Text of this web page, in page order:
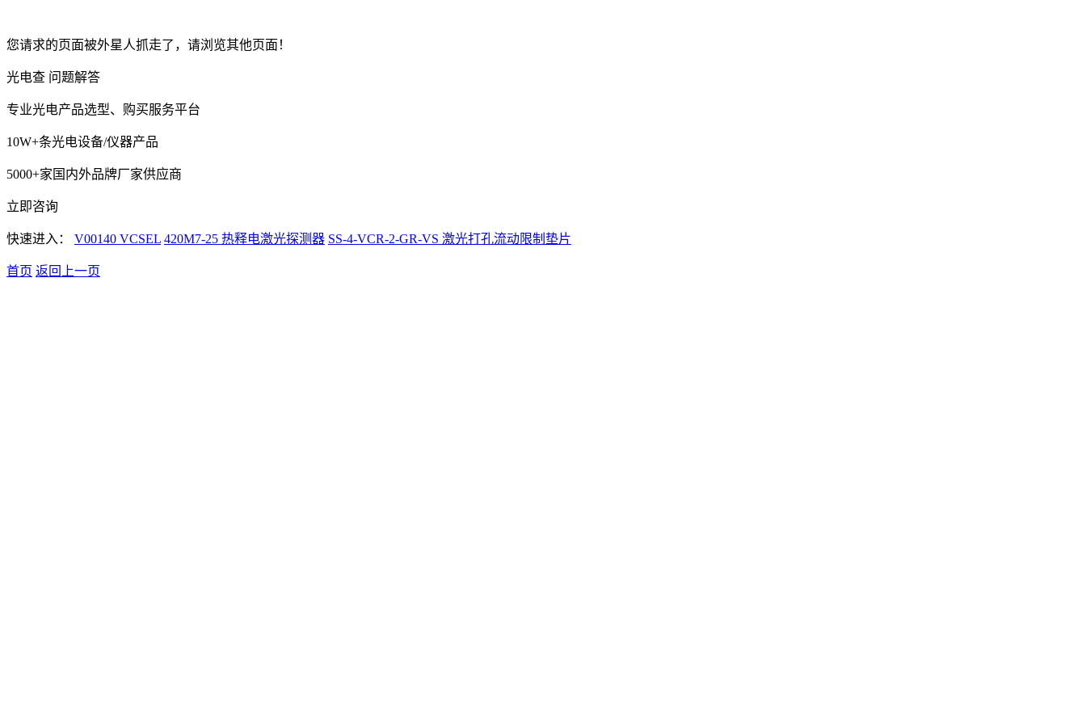
您请求的页面被外星人抓走了，请浏览其他页面！
光电查 问题解答
专业光电产品选型、购买服务平台
10W+条光电设备/仪器产品
5000+家国内外品牌厂家供应商
立即咨询
快速进入： V00140 VCSEL 420M7-25 热释电激光探测器 SS-4-VCR-2-GR-VS 激光打孔流动限制垫片
首页 返回上一页